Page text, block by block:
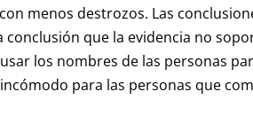
menos destrozos. Las
que la evidencia no
los nombres de las personas
para las personas que